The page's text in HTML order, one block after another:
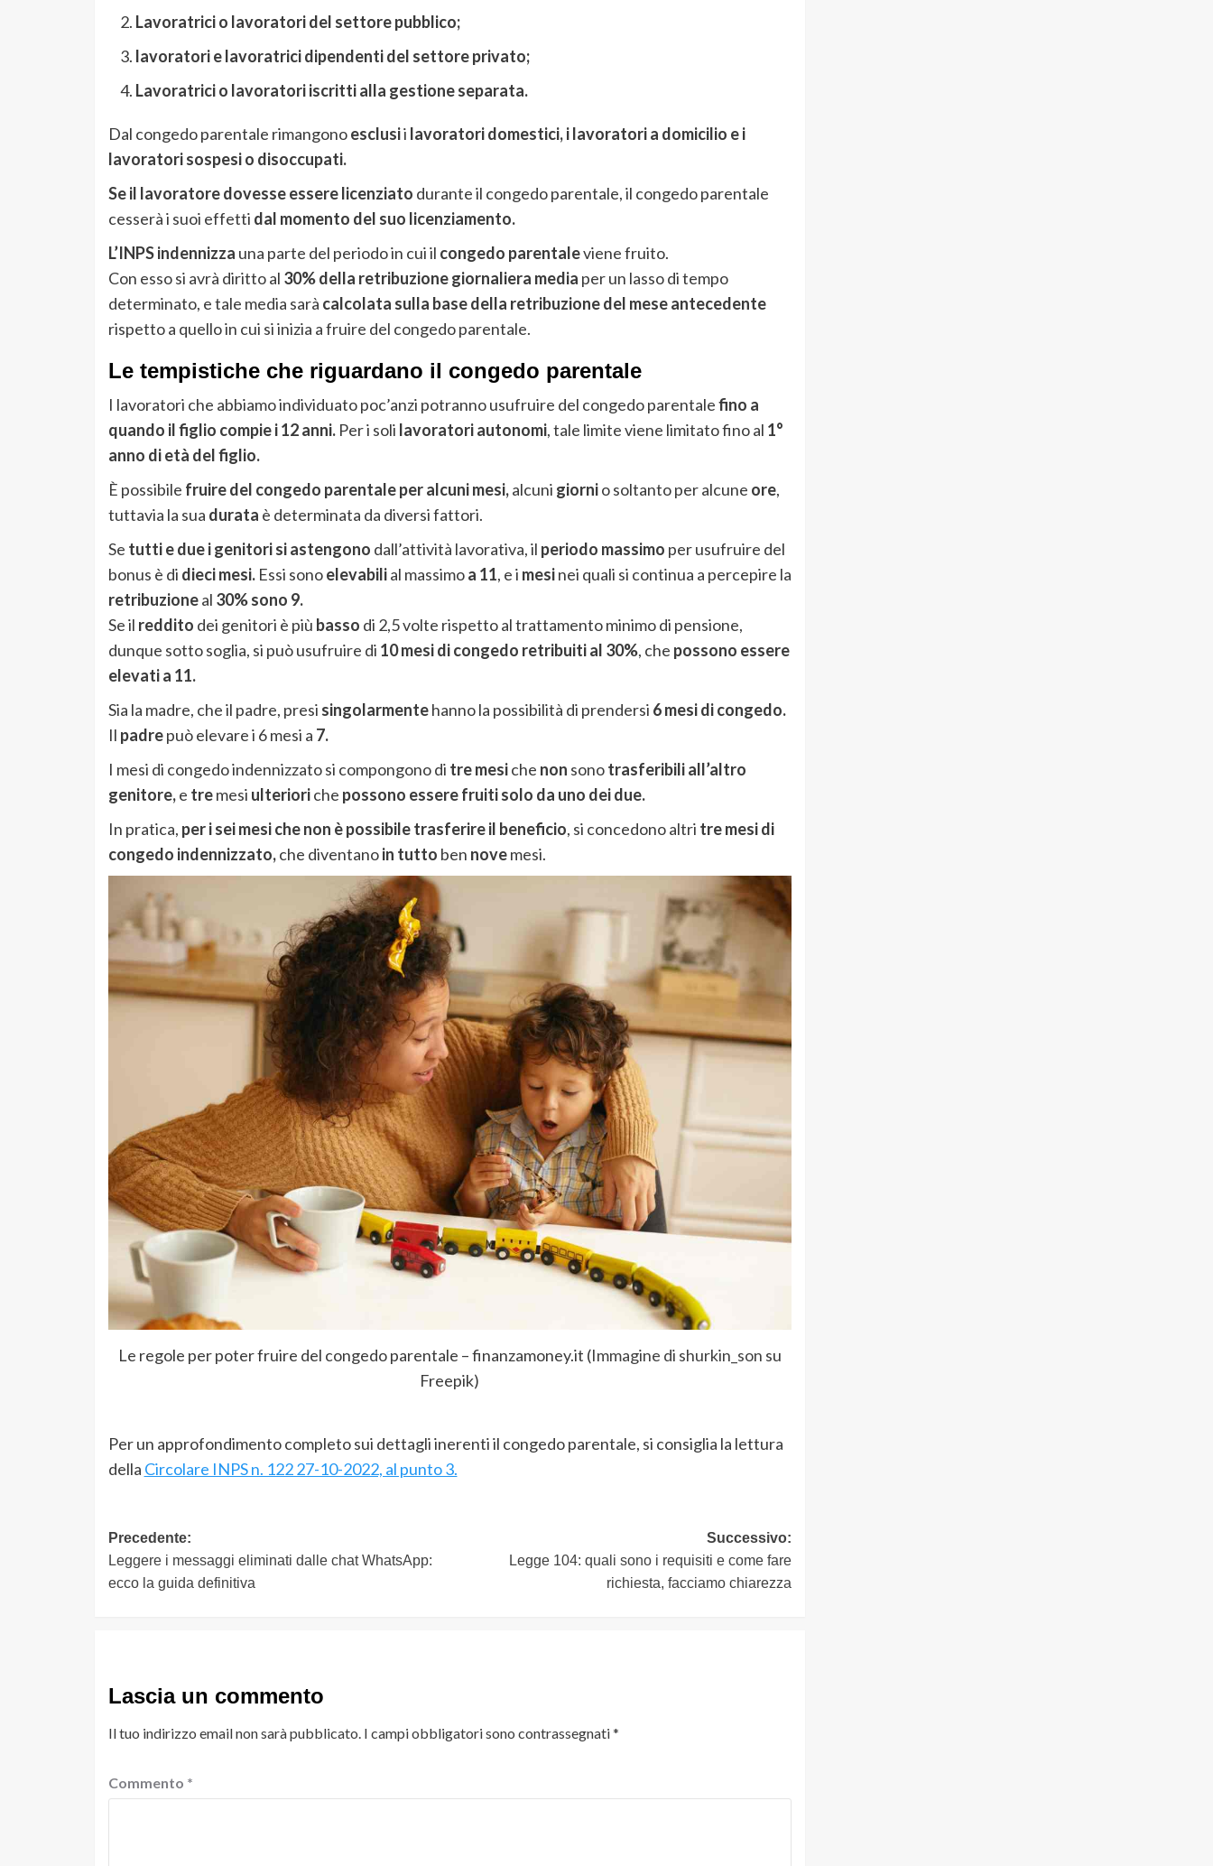
Lavoratrici o lavoratori del settore pubblico;
lavoratori e lavoratrici dipendenti del settore privato;
Lavoratrici o lavoratori iscritti alla gestione separata.
Dal congedo parentale rimangonoesclusii lavoratori domestici, i lavoratori a domicilio e i
lavoratori sospesi o disoccupati.
Se il lavoratore dovesse essere licenziato durante il congedo parentale, il congedo parentale
cesserà i suoi effetti dal momento del suo licenziamento.
L’INPS indennizza una parte del periodo in cui il congedo parentaleviene fruito.
Con esso si avrà diritto al 30% della retribuzione giornaliera media per un lasso di tempo
determinato, e tale media sarà calcolata sulla base della retribuzione del mese antecedente
rispetto a quello in cui si inizia a fruire del congedo parentale.
Le tempistiche che riguardano il congedo parentale
I lavoratori che abbiamo individuato poc’anzi potranno usufruire del congedo parentalefino a
quando il figlio compie i 12 anni.Per i soli lavoratori autonomi, tale limite viene limitato fino al 1°
anno di età del figlio.
È possibile fruire del congedo parentale per alcuni mesi,alcuni giornio soltanto per alcune ore,
tuttavia la sua durata è determinata da diversi fattori.
Se tutti e due i genitori si astengono dall’attività lavorativa, il periodo massimo per usufruire del
bonus è di dieci mesi.Essi sonoelevabilial massimoa 11, e i mesinei quali si continua a percepire la
retribuzioneal 30% sono 9.
Se il reddito dei genitori è più basso di 2,5 volte rispetto al trattamento minimo di pensione,
dunque sotto soglia, si può usufruire di 10 mesi di congedo retribuiti al 30%, che possono essere
elevati a 11.
Sia la madre, che il padre, presi singolarmentehanno la possibilità di prendersi 6 mesi di congedo.
Il padrepuò elevare i 6 mesi a 7.
I mesi di congedo indennizzato si compongono di tre mesiche non sonotrasferibili all’altro
genitore,e tremesi ulterioriche possono essere fruiti solo da uno dei due.
In pratica, per i sei mesi che non è possibile trasferire il beneficio, si concedono altri tre mesi di
congedo indennizzato,che diventanoin tutto ben novemesi.
Le regole per poter fruire del congedo parentale – finanzamoney.it (Immagine di shurkin_son su
Freepik)
Per un approfondimento completo sui dettagli inerenti il congedo parentale, si consiglia la lettura
della Circolare INPS n. 122 27-10-2022, al punto 3.
Navigazione
articolo
Precedente:
Leggere i messaggi eliminati dalle chat WhatsApp:
ecco la guida definitiva
Successivo:
Legge 104: quali sono i requisiti e come fare
richiesta, facciamo chiarezza
Lascia un commento
Il tuo indirizzo email non sarà pubblicato. I campi obbligatori sono contrassegnati*
Commento *